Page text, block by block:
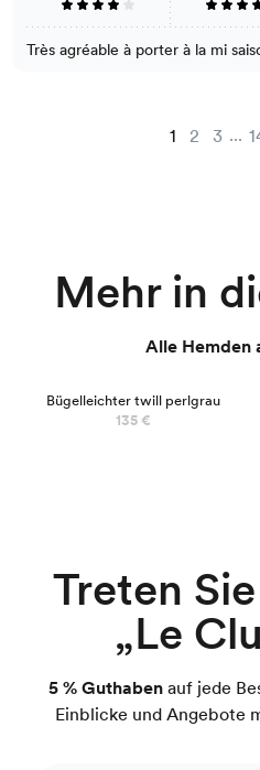
Très agréable à porter à la mi
1 2 3 ...
Mehr in
Alle Hemden
Bügelleichter twill perlgrau
135 €
Treten
„Le
5 % Guthaben auf jede
Einblicke und Angebote